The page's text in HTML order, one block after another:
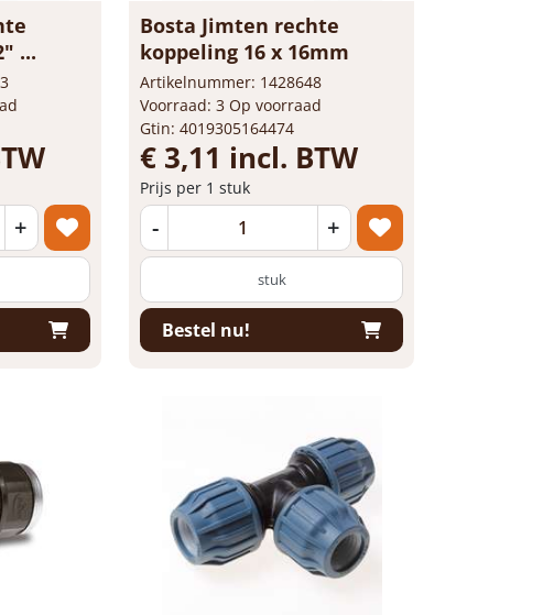
...
+
Bosta Jimten rechte
koppeling 16 x 16mm
Artikelnummer: 1428648
Voorraad: 3 Op voorraad
Gtin: 4019305164474
€ 3,11 incl. BTW
Prijs per 1 stuk
- +
stuk
Bestel nu!